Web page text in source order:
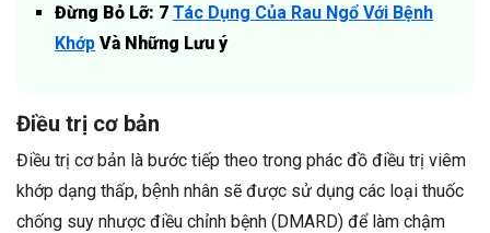
Đừng Bỏ Lỡ: 7 Tác Dụng Của Rau Ngổ Với Bệnh
Khớp Và Những Lưu ý
Điều trị cơ bản
Điều trị cơ bản là bước tiếp theo trong phác đồ điều trị viêm
khớp dạng thấp, bệnh nhân sẽ được sử dụng các loại thuốc
chống suy nhược điều chỉnh bệnh (DMARD) để làm chậm